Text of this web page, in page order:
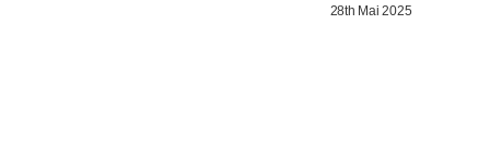
28th Mai 2025